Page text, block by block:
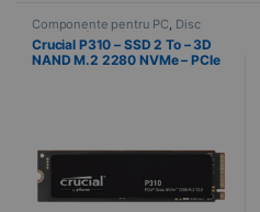
Componente pentru PC, Disc
NVMe ,Informatică
Crucial P310 – SSD 2 To – 3D
NAND M.2 2280 NVMe – PCIe